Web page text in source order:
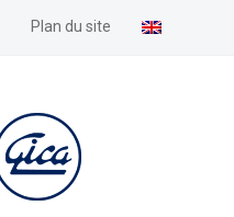
Plan du site